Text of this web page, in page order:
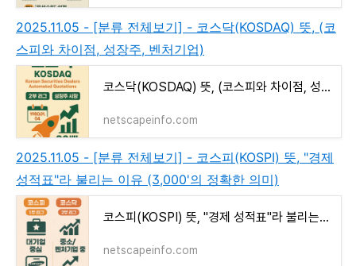
2025.11.05 - [분류 전체보기] - 코스닥(KOSDAQ) 뜻, (코
스피와 차이점, 성장주, 벤처기업)
코스닥(KOSDAQ) 뜻, (코스피와 차이점, 성장주, 벤처기업)
netscapeinfo.com
2025.11.05 - [분류 전체보기] - 코스피(KOSPI) 뜻, "경제
성적표"라 불리는 이유 (3,000'의 정확한 의미)
코스피(KOSPI) 뜻, "경제 성적표"라 불리는 이유 (3,000'의 정확한 의미)
netscapeinfo.com